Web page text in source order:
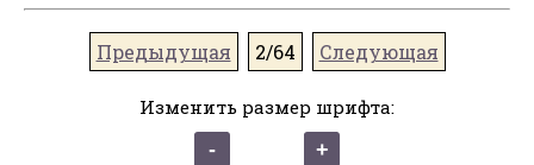
Предыдущая 2/64 Следующая
Изменить размер шрифта: